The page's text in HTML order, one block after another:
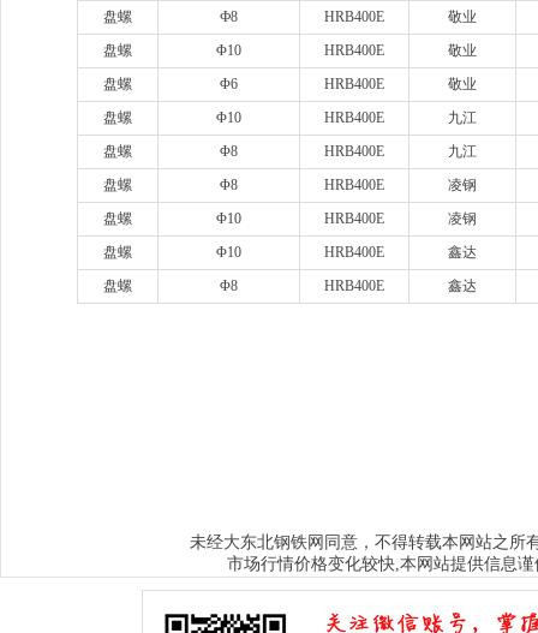
盘螺
Ф8 HRB400E
敬业
盘螺
Φ10 HRB400E
敬业
盘螺
Φ6 HRB400E
敬业
盘螺
Φ10 HRB400E
九江
盘螺
Φ8 HRB400E
九江
盘螺
Φ8 HRB400E
凌钢
盘螺
Φ10 HRB400E
凌钢
盘螺
Φ10 HRB400E
鑫达
盘螺
Φ8 HRB400E 鑫达
未经大东北钢铁网 同意，不得转载本网站之所
市场行情价格变化较快,本网站提供信息